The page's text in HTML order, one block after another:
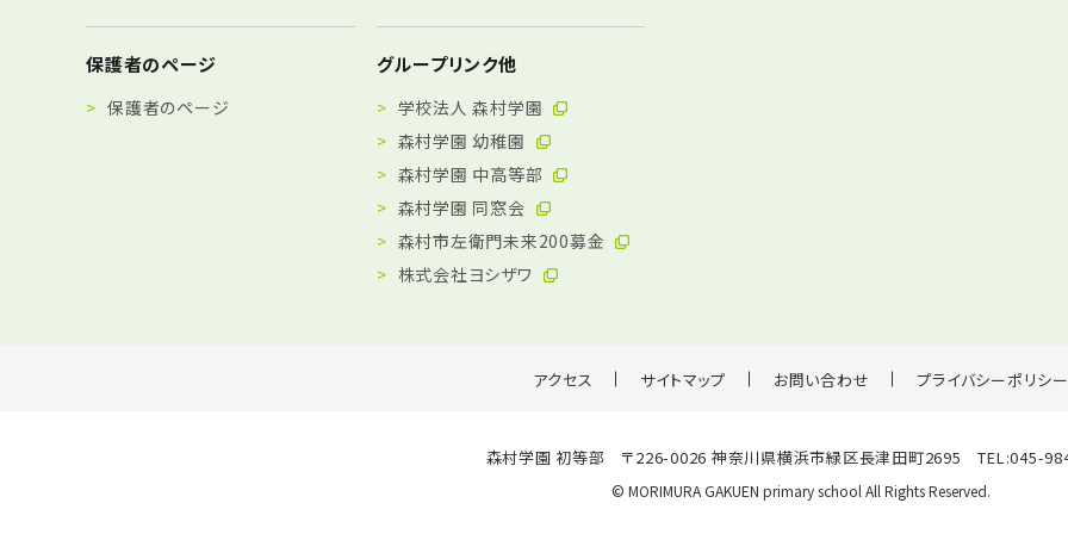
保護者のページ
保護者のページ
グループリンク他
学校法人 森村学園
森村学園 幼稚園
森村学園 中高等部
森村学園 同窓会
森村市左衛門未来200募金
株式会社ヨシザワ
アクセス サイトマップ お問い合わせ プライバシーポリシー
森村学園 初等部 〒226-0026 神奈川県横浜市緑区長津田町2695 TEL:045-
© MORIMURA GAKUEN primary school All Rights Reserved.